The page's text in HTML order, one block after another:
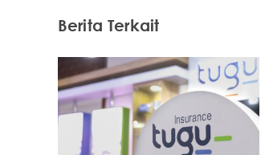
Berita Terkait